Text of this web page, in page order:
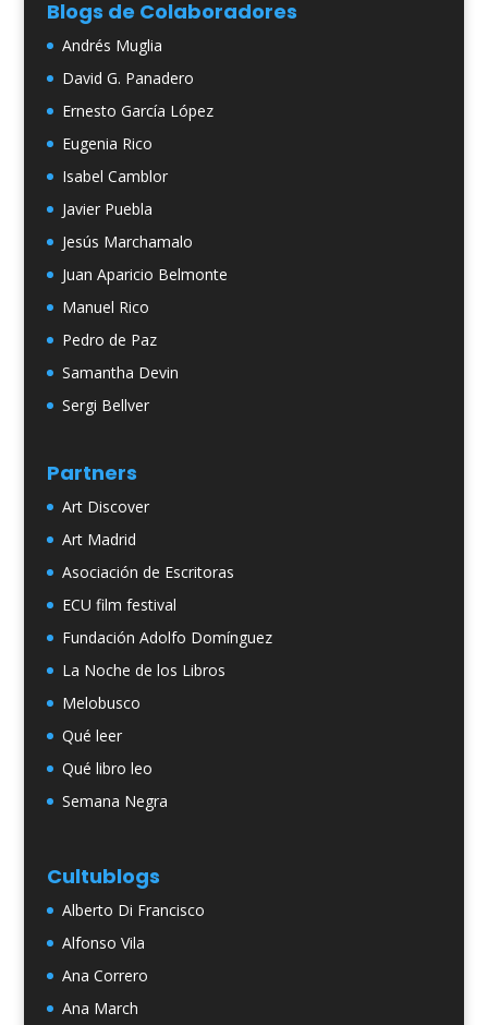
Blogs de Colaboradores
Andrés Muglia
David G. Panadero
Ernesto García López
Eugenia Rico
Isabel Camblor
Javier Puebla
Jesús Marchamalo
Juan Aparicio Belmonte
Manuel Rico
Pedro de Paz
Samantha Devin
Sergi Bellver
Partners
Art Discover
Art Madrid
Asociación de Escritoras
ECU film festival
Fundación Adolfo Domínguez
La Noche de los Libros
Melobusco
Qué leer
Qué libro leo
Semana Negra
Cultublogs
Alberto Di Francisco
Alfonso Vila
Ana Correro
Ana March